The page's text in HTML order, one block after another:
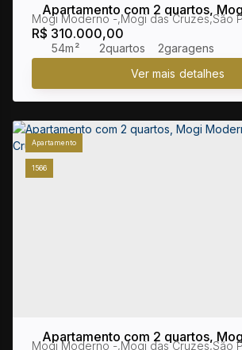
Apartamento com 2 quartos,
Mogi das Cruzes
R$ 310.000,00
Mogi Moderno ,Mogi das Cruzes,São
2
54m² 2
1566
Apartamento
Apartamento com 2 quartos,
Mogi Moderno ,Mogi das Cruzes,São